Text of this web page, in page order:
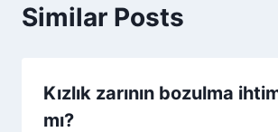
Similar Posts
Kızlık zarının bozulma
mı?